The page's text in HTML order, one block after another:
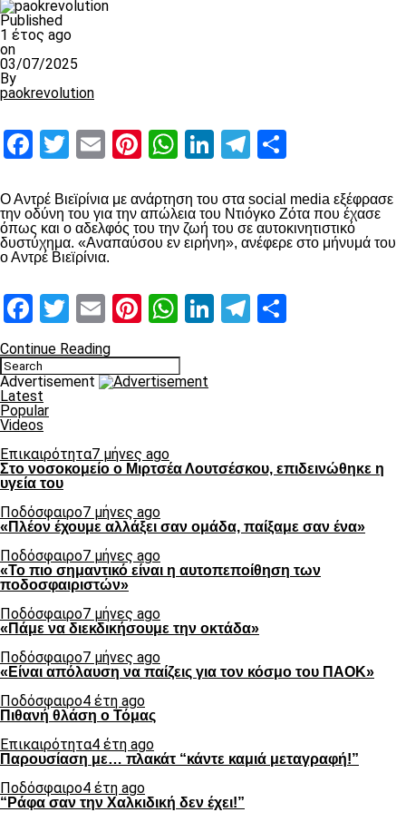
Published
1 έτος ago
on
03/07/2025
By
paokrevolution
Facebook
Twitter
EmailPinterest
WhatsApp
LinkedIn
Telegram
Ο Αντρέ Βιεϊρίνια με ανάρτηση του στα social media εξέφρασε
την οδύνη του για την απώλεια του Ντιόγκο Ζότα που έχασε
όπως και ο αδελφός του την ζωή του σε αυτοκινητιστικό
δυστύχημα. «Αναπαύσου εν ειρήνη», ανέφερε στο μήνυμά του
ο Αντρέ Βιεϊρίνια.
Facebook
Twitter
EmailPinterest
WhatsApp
LinkedIn
Telegram
Continue Reading
Advertisement
Latest
Popular
Videos
Επικαιρότητα7 μήνες ago
Στο νοσοκομείο ο Μιρτσέα Λουτσέσκου, επιδεινώθηκε η
υγεία του
Ποδόσφαιρο7 μήνες ago
«Πλέον έχουμε αλλάξει σαν ομάδα, παίξαμε σαν ένα»
Ποδόσφαιρο7 μήνες ago
«Το πιο σημαντικό είναι η αυτοπεποίθηση των
ποδοσφαιριστών»
Ποδόσφαιρο7 μήνες ago
«Πάμε να διεκδικήσουμε την οκτάδα»
Ποδόσφαιρο7 μήνες ago
«Είναι απόλαυση να παίζεις για τον κόσμο του ΠΑΟΚ»
Ποδόσφαιρο4 έτη ago
Πιθανή θλάση ο Τόμας
Επικαιρότητα4 έτη ago
Παρουσίαση με… πλακάτ “κάντε καμιά μεταγραφή!”
Ποδόσφαιρο4 έτη ago
“Ράφα σαν την Χαλκιδική δεν έχει!”